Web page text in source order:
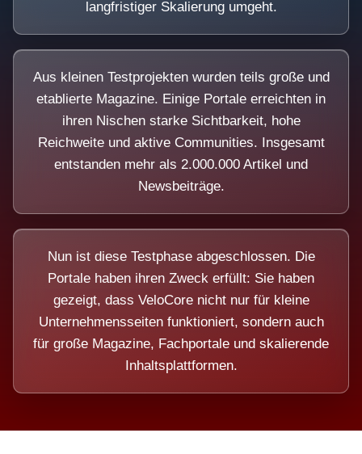
langfristiger Skalierung umgeht.
Aus kleinen Testprojekten wurden teils große und
etablierte Magazine. Einige Portale erreichten in
ihren Nischen starke Sichtbarkeit, hohe
Reichweite und aktive Communities. Insgesamt
entstanden mehr als 2.000.000 Artikel und
Newsbeiträge.
Nun ist diese Testphase abgeschlossen. Die
Portale haben ihren Zweck erfüllt: Sie haben
gezeigt, dass VeloCore nicht nur für kleine
Unternehmensseiten funktioniert, sondern auch
für große Magazine, Fachportale und skalierende
Inhaltsplattformen.